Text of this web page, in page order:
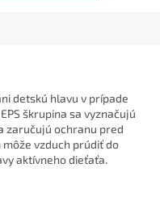
detskú hlavu v prípade
škrupina sa vyznačujú
zaručujú ochranu pred
vzduch prúdiť do
aktívneho dieťaťa.